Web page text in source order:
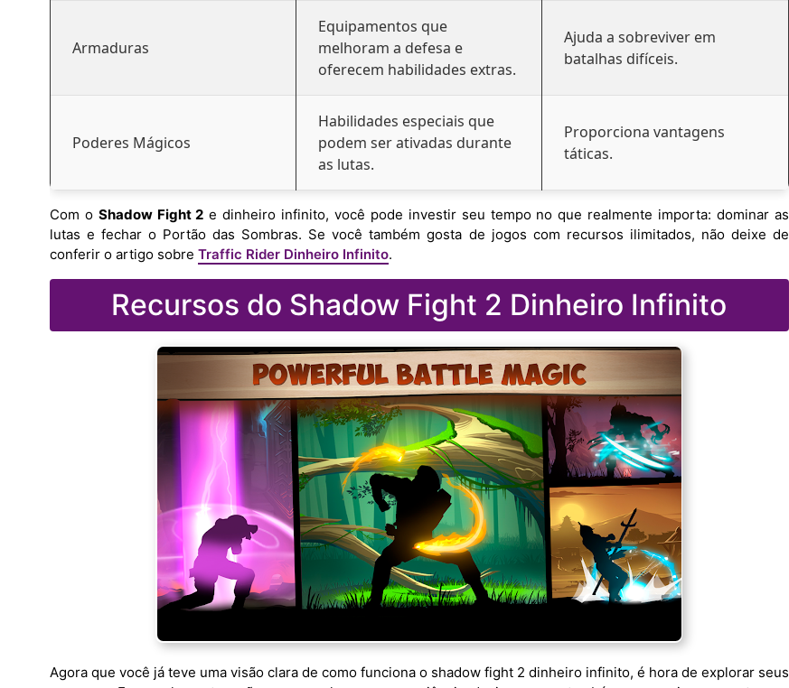
Armaduras
Equipamentos que
melhoram a defesa e
oferecem habilidades extras.
Ajuda a sobreviver em
batalhas difíceis.
Poderes Mágicos
Habilidades especiais que
podem ser ativadas durante
as lutas.
Proporciona vantagens
táticas.
Com o Shadow Fight 2 e dinheiro infinito, você pode investir seu tempo no que realmente importa: dominar as
lutas e fechar o Portão das Sombras. Se você também gosta de jogos com recursos ilimitados, não deixe de
conferir o artigo sobre Traffic Rider Dinheiro Infinito.
Recursos do Shadow Fight 2 Dinheiro Infinito
Agora que você já teve uma visão clara de como funciona o shadow fight 2 dinheiro infinito, é hora de explorar seus